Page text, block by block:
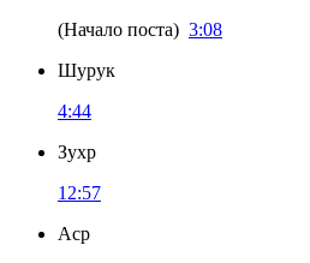
(Начало поста) 3:08
Шурук
4:44
Зухр
12:57
Аср